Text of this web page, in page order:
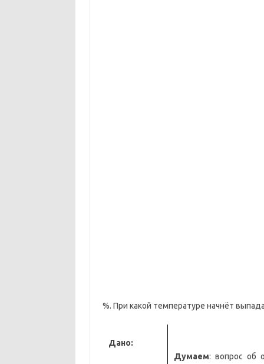
%. При какой температуре начнёт
Дано:
Думаем: вопрос об